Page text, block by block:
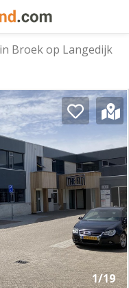
Broek op Langedijk
1/19